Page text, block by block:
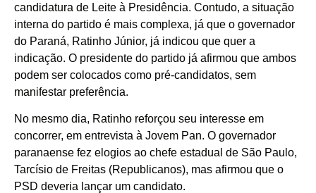
candidatura de Leite à Presidência. Contudo, a situação
interna do partido é mais complexa, já que o governador
do Paraná, Ratinho Júnior, já indicou que quer a
indicação. O presidente do partido já afirmou que ambos
podem ser colocados como pré-candidatos, sem
manifestar preferência.
No mesmo dia, Ratinho reforçou seu interesse em
concorrer, em entrevista à Jovem Pan. O governador
paranaense fez elogios ao chefe estadual de São Paulo,
Tarcísio de Freitas (Republicanos), mas afirmou que o
PSD deveria lançar um candidato.